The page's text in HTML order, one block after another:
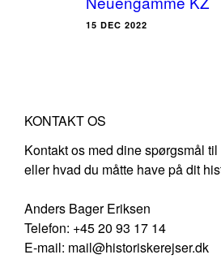
15 DEC 2022
KONTAKT OS
Kontakt os med dine spørgsmål
eller hvad du måtte have på dit
Anders Bager Eriksen
Telefon: +45 20 93 17 14
E-mail: mail@historiskerejser.dk